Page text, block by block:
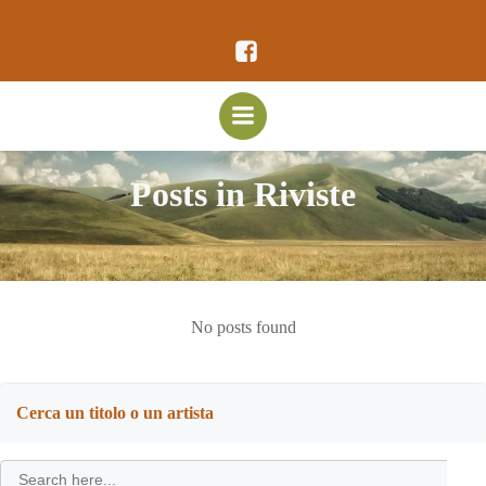
al
contenuto
Posts in Riviste
No posts found
Cerca un titolo o un artista
Search